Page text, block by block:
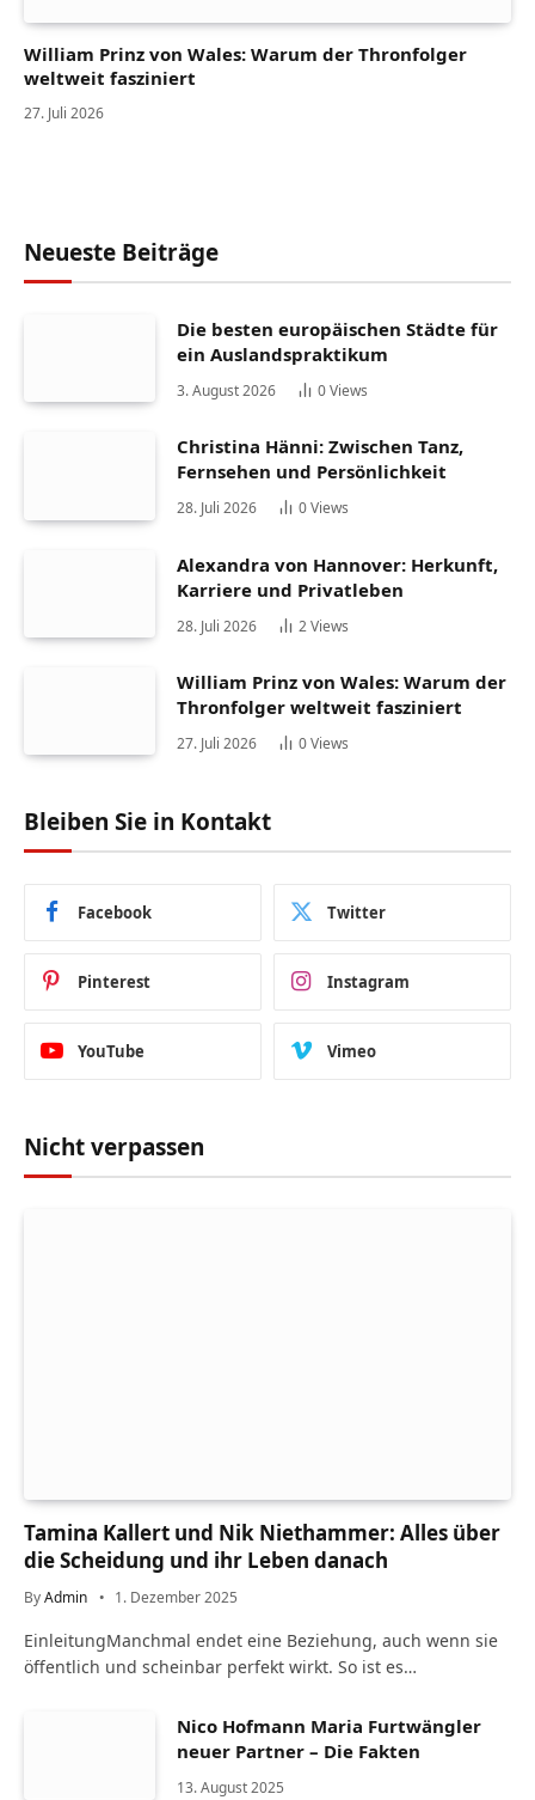
William Prinz von Wales: Warum der Thronfolger
weltweit fasziniert
27. Juli 2026
Neueste Beiträge
Die besten europäischen Städte für
ein Auslandspraktikum
3. August 2026 0Views
Christina Hänni: Zwischen Tanz,
Fernsehen und Persönlichkeit
28. Juli 2026 0Views
Alexandra von Hannover: Herkunft,
Karriere und Privatleben
28. Juli 2026 2Views
William Prinz von Wales: Warum der
Thronfolger weltweit fasziniert
27. Juli 2026 0Views
Bleiben Sie in Kontakt
Facebook Twitter
Pinterest Instagram
YouTube Vimeo
Nicht verpassen
Tamina Kallert und Nik Niethammer: Alles über
die Scheidung und ihr Leben danach
ByAdmin 1. Dezember 2025
EinleitungManchmal endet eine Beziehung, auch wenn sie
öffentlich und scheinbar perfekt wirkt. So ist es…
Nico Hofmann Maria Furtwängler
neuer Partner – Die Fakten
13. August 2025